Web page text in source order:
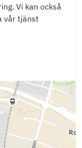
Vi kan också
vår tjänst